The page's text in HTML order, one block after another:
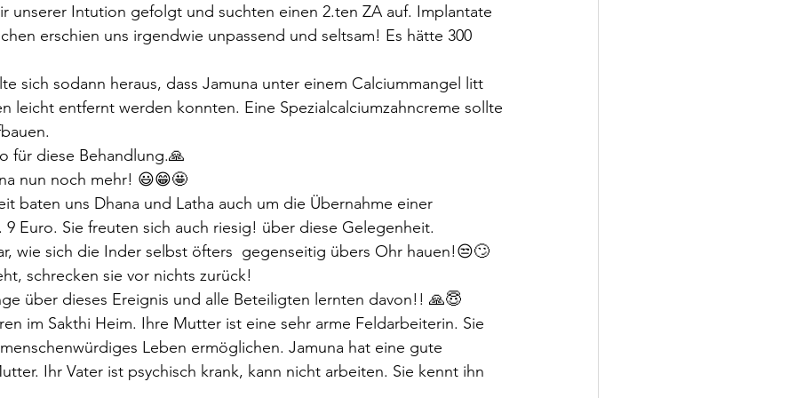
unserer Intution gefolgt und suchten einen 2.ten ZA auf. Implantate
erschien uns irgendwie unpassend und seltsam! Es hätte 300
sich sodann heraus, dass Jamuna unter einem Calciummangel litt
leicht entfernt werden konnten. Eine Spezialcalciumzahncreme sollte
für diese Behandlung.🙏
nun noch mehr! 😃😁🤩
baten uns Dhana und Latha auch um die Übernahme einer
9 Euro. Sie freuten sich auch riesig! über diese Gelegenheit.
wie sich die Inder selbst öfters  gegenseitig übers Ohr hauen!😒🙄
schrecken sie vor nichts zurück!
über dieses Ereignis und alle Beteiligten lernten davon!! 🙏😇
im Sakthi Heim. Ihre Mutter ist eine sehr arme Feldarbeiterin. Sie
Leben ermöglichen. Jamuna hat eine gute
Ihr Vater ist psychisch krank, kann nicht arbeiten. Sie kennt ihn